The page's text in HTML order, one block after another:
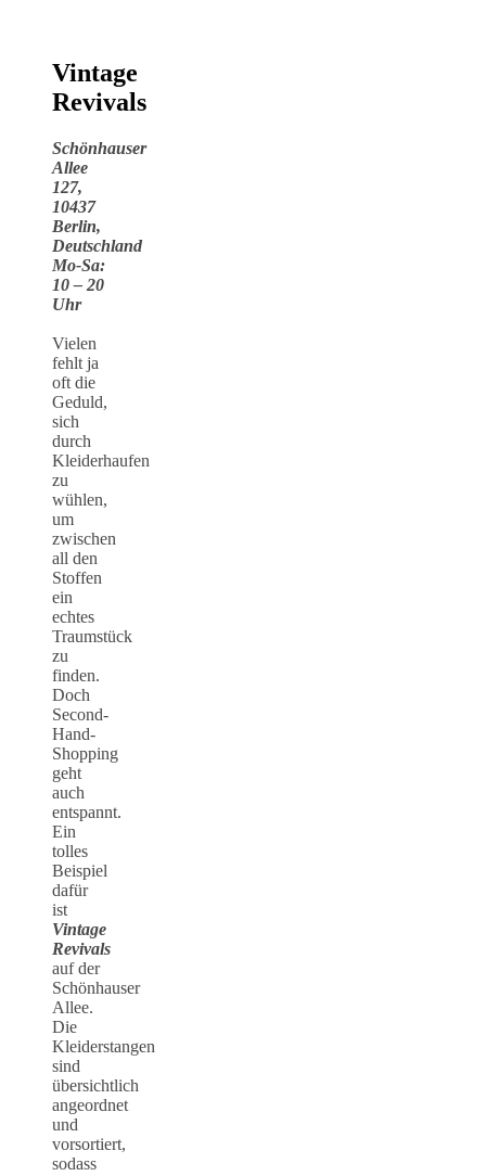
Vintage
Revivals
Schönhauser
Allee
127,
10437
Berlin,
Deutschland
Mo-Sa:
10 – 20
Uhr
Vielen
fehlt ja
oft die
Geduld,
sich
durch
Kleiderhaufen
zu
wühlen,
um
zwischen
all den
Stoffen
ein
echtes
Traumstück
zu
finden.
Doch
Second-
Hand-
Shopping
geht
auch
entspannt.
Ein
tolles
Beispiel
dafür
ist
Vintage
Revivals
auf der
Schönhauser
Allee.
Die
Kleiderstangen
sind
übersichtlich
angeordnet
und
vorsortiert,
sodass